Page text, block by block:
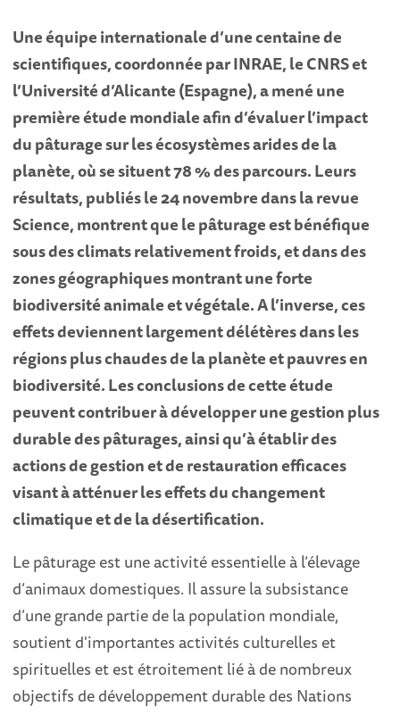
Une équipe internationale d’une centaine de
scientifiques, coordonnée par INRAE, le CNRS et
l’Université d’Alicante (Espagne), a mené une
première étude mondiale afin d’évaluer l’impact
du pâturage sur les écosystèmes arides de la
planète, où se situent 78 % des parcours. Leurs
résultats, publiés le 24 novembre dans la revue
Science, montrent que le pâturage est bénéfique
sous des climats relativement froids, et dans des
zones géographiques montrant une forte
biodiversité animale et végétale. A l’inverse, ces
effets deviennent largement délétères dans les
régions plus chaudes de la planète et pauvres en
biodiversité. Les conclusions de cette étude
peuvent contribuer à développer une gestion plus
durable des pâturages, ainsi qu’à établir des
actions de gestion et de restauration efficaces
visant à atténuer les effets du changement
climatique et de la désertification.
Le pâturage est une activité essentielle à l’élevage
d’animaux domestiques. Il assure la subsistance
d’une grande partie de la population mondiale,
soutient d'importantes activités culturelles et
spirituelles et est étroitement lié à de nombreux
objectifs de développement durable des Nations